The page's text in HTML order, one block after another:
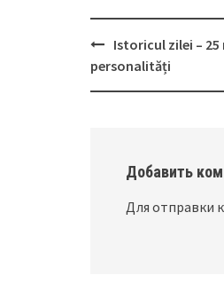
Post
navigation
Istoricul zilei –
personalități
Добавить
Для отправки